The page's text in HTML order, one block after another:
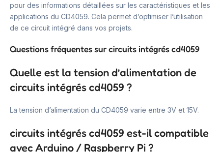
pour des informations détaillées sur les caractéristiques et les
applications du CD4059. Cela permet d’optimiser l’utilisation
de ce circuit intégré dans vos projets.
Questions fréquentes sur circuits intégrés cd4059
Quelle est la tension d’alimentation de
circuits intégrés cd4059 ?
La tension d’alimentation du CD4059 varie entre 3V et 15V.
circuits intégrés cd4059 est-il compatible
avec Arduino / Raspberry Pi ?